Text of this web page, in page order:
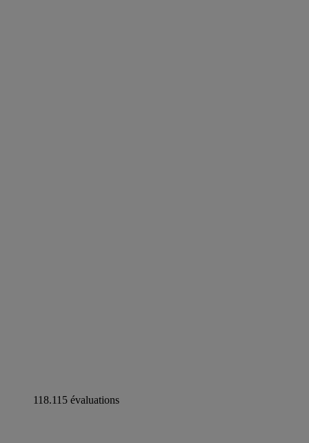
118.115 évaluations